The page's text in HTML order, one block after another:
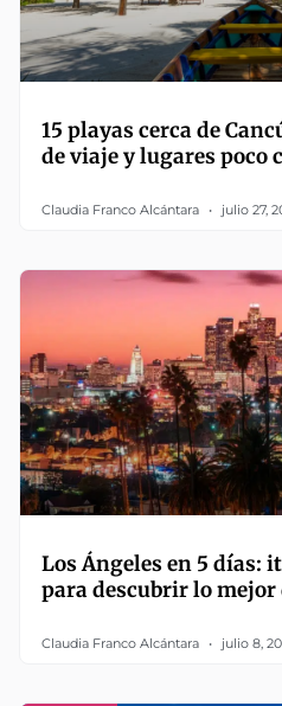
15 playas cerca de
de viaje y lugares poco
Claudia Franco Alcántara julio 27,
Los Ángeles en 5 días:
para descubrir lo mejor
Claudia Franco Alcántara julio 8,